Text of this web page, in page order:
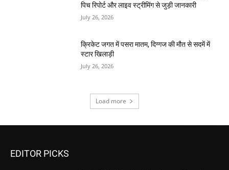
पिच रिपोर्ट और लाइव स्ट्रीमिंग से जुड़ी जानकारी
July 26, 2026
क्रिकेट जगत में पसरा मातम, दिग्गज की मौत से सदमें में
स्टार खिलाड़ी
July 26, 2026
Load more
EDITOR PICKS